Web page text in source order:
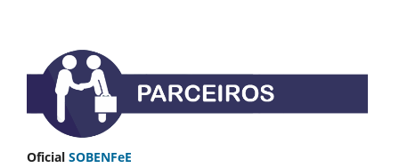
Oficial SOBENFeE